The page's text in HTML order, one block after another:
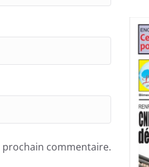
commentaire.